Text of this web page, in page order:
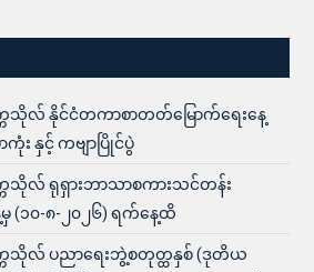
သိုလ် နိုင်ငံတကာစာတတ်မြောက်ရေးနေ့
း နှင့် ကဗျာပြိုင်ပွဲ
သိုလ် ရုရှားဘာသာစကားသင်တန်း
(၁၀-၈-၂၀၂၆) ရက်နေ့ထိ
ကသိုလ် ပညာရေးဘွဲ့စတုတ္ထနှစ် (ဒုတိယ